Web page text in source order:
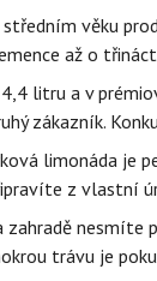
věku
až o
litru a v
zákazník.
limonáda je
z vlastní
zahradě nesmíte
trávu je